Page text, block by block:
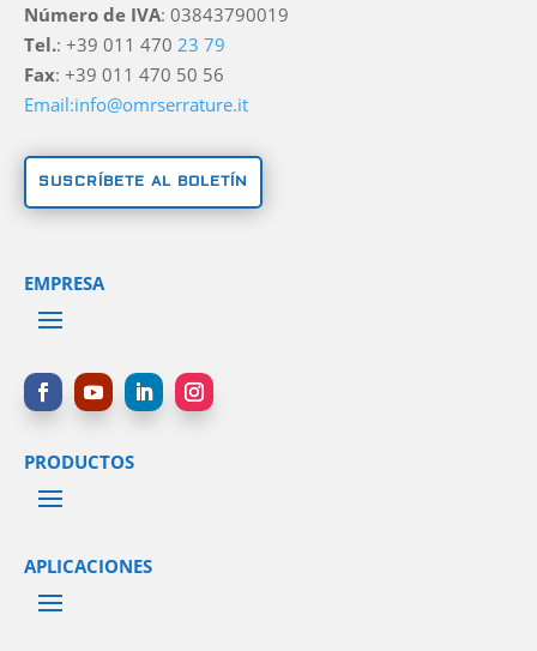
Número de IVA: 03843790019
Tel.: +39 011 470 23 79
Fax: +39 011 470 50 56
Email:info@omrserrature.it
SUSCRÍBETE AL BOLETÍN
EMPRESA
PRODUCTOS
APLICACIONES